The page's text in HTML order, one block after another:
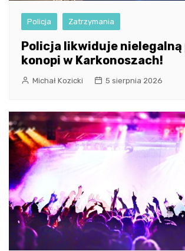
Policja Zatrzymania
Policja likwiduje
konopi w Karkonoszach!
Michał Kozicki 5 sierpnia 2026